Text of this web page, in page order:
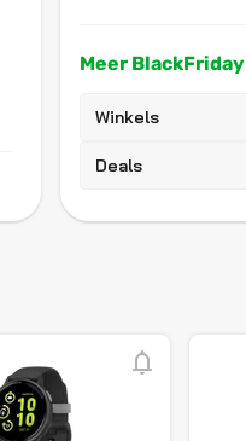
Meer BlackFriday
Winkels
Deals